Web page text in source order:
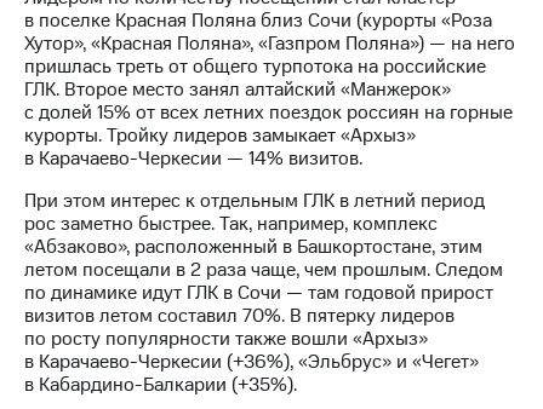
Новости
в
регионе
и акционерам
Корпоративное
управление
Корпоративный
секретарь
Раскрытие
информации
Информация
акционерам
Документы
ПАО
в поселке Красная Поляна близ Сочи (курорты «Роза
Хутор», «Красная Поляна», «Газпром Поляна») — на него
пришлась треть от общего турпотока на российские
ГЛК. Второе место занял алтайский «Манжерок»
с долей 15% от всех летних поездок россиян на горные
курорты. Тройку лидеров замыкает «Архыз»
в Карачаево-Черкесии — 14% визитов.
При этом интерес к отдельным ГЛК в летний период
рос заметно быстрее. Так, например, комплекс
«Абзаково», расположенный в Башкортостане, этим
летом посещали в 2 раза чаще, чем прошлым. Следом
по динамике идут ГЛК в Сочи — там годовой прирост
визитов летом составил 70%. В пятерку лидеров
по росту популярности также вошли «Архыз»
в Карачаево-Черкесии (+36%), «Эльбрус» и «Чегет»
в Кабардино-Балкарии (+35%).